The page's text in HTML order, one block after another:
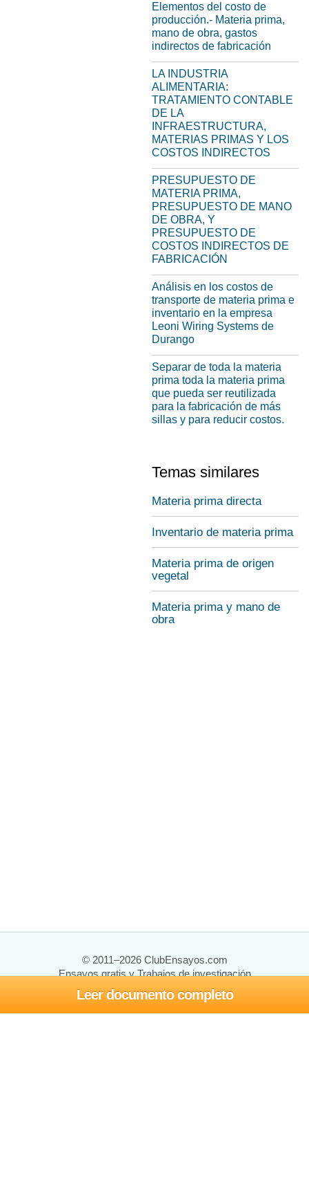
Leer documento completo
Elementos del costo de
producción.- Materia prima,
mano de obra, gastos
indirectos de fabricación
LA INDUSTRIA
ALIMENTARIA:
TRATAMIENTO CONTABLE
DE LA
INFRAESTRUCTURA,
MATERIAS PRIMAS Y LOS
COSTOS INDIRECTOS
PRESUPUESTO DE
MATERIA PRIMA,
PRESUPUESTO DE MANO
DE OBRA, Y
PRESUPUESTO DE
COSTOS INDIRECTOS DE
FABRICACIÓN
Análisis en los costos de
transporte de materia prima e
inventario en la empresa
Leoni Wiring Systems de
Durango
Separar de toda la materia
prima toda la materia prima
que pueda ser reutilizada
para la fabricación de más
sillas y para reducir costos.
Temas similares
Materia prima directa
Inventario de materia prima
Materia prima de origen
vegetal
Materia prima y mano de
obra
© 2011–2026 ClubEnsayos.com
Ensayos gratis y Trabajos de investigación